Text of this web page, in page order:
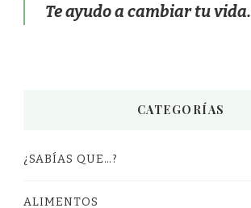
Te ayudo a cambiar tu vida.
CATEGORÍAS
¿SABÍAS QUE…?
ALIMENTOS